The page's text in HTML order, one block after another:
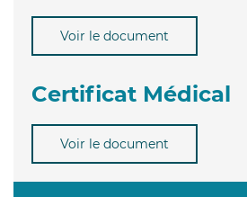
Voir le document
Certificat Médical
Voir le document